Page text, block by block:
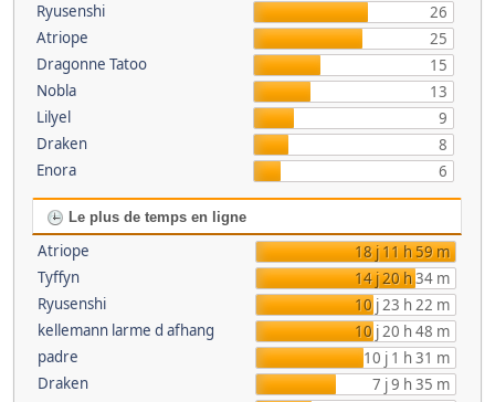
Ryusenshi
26
Atriope
25
Dragonne Tatoo
15
Nobla
13
Lilyel
9
Draken
8
Enora
6
Le plus de temps en ligne
Atriope
18 j 11 h 59 m
Tyffyn
14 j 20 h 34 m
Ryusenshi
10 j 23 h 22 m
kellemann larme d afhang
10 j 20 h 48 m
padre
10 j 1 h 31 m
Draken
7 j 9 h 35 m